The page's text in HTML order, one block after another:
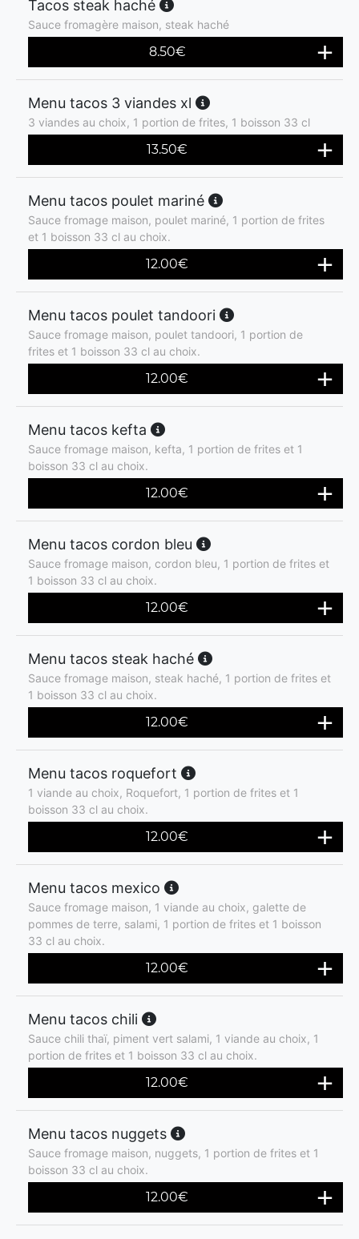
Tacos steak haché
Sauce fromagère maison, steak haché
8.50€
Menu tacos 3 viandes xl
3 viandes au choix, 1 portion de frites, 1 boisson 33 cl
13.50€
Menu tacos poulet mariné
Sauce fromage maison, poulet mariné, 1 portion de frites
et 1 boisson 33 cl au choix.
12.00€
Menu tacos poulet tandoori
Sauce fromage maison, poulet tandoori, 1 portion de
frites et 1 boisson 33 cl au choix.
12.00€
Menu tacos kefta
Sauce fromage maison, kefta, 1 portion de frites et 1
boisson 33 cl au choix.
12.00€
Menu tacos cordon bleu
Sauce fromage maison, cordon bleu, 1 portion de frites et
1 boisson 33 cl au choix.
12.00€
Menu tacos steak haché
Sauce fromage maison, steak haché, 1 portion de frites et
1 boisson 33 cl au choix.
12.00€
Menu tacos roquefort
1 viande au choix, Roquefort, 1 portion de frites et 1
boisson 33 cl au choix.
12.00€
Menu tacos mexico
Sauce fromage maison, 1 viande au choix, galette de
pommes de terre, salami, 1 portion de frites et 1 boisson
33 cl au choix.
12.00€
Menu tacos chili
Sauce chili thaï, piment vert salami, 1 viande au choix, 1
portion de frites et 1 boisson 33 cl au choix.
12.00€
Menu tacos nuggets
Sauce fromage maison, nuggets, 1 portion de frites et 1
boisson 33 cl au choix.
12.00€